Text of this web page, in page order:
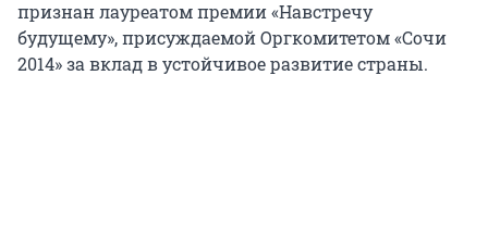
признан лауреатом премии «Навстречу
будущему», присуждаемой Оргкомитетом «Сочи
2014» за вклад в устойчивое развитие страны.